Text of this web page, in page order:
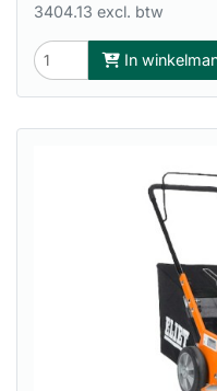
3404.13 excl. btw
In